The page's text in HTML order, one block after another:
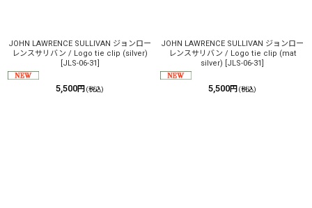
JOHN LAWRENCE SULLIVAN ジョンロー
レンスサリバン / Logo tie clip (silver)
[JLS-06-31]
5,500円 (税込)
JOHN LAWRENCE SULLIVAN ジョンロー
レンスサリバン / Logo tie clip (mat
silver) [JLS-06-31]
5,500円 (税込)